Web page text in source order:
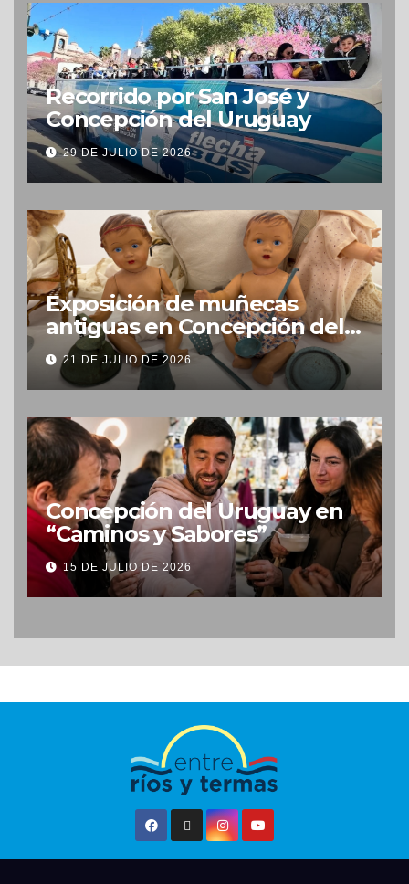
Recorrido por San José y
Concepción del Uruguay
29 DE JULIO DE 2026
Exposición de muñecas
antiguas en Concepción del
Uruguay
21 DE JULIO DE 2026
Concepción del Uruguay en
“Caminos y Sabores”
15 DE JULIO DE 2026